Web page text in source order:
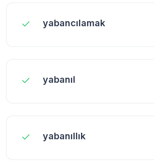
yabancılamak
yabanıl
yabanıllık